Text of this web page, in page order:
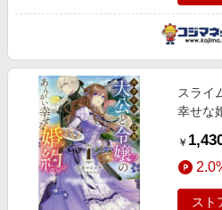
スライ
幸せな
￥
スト